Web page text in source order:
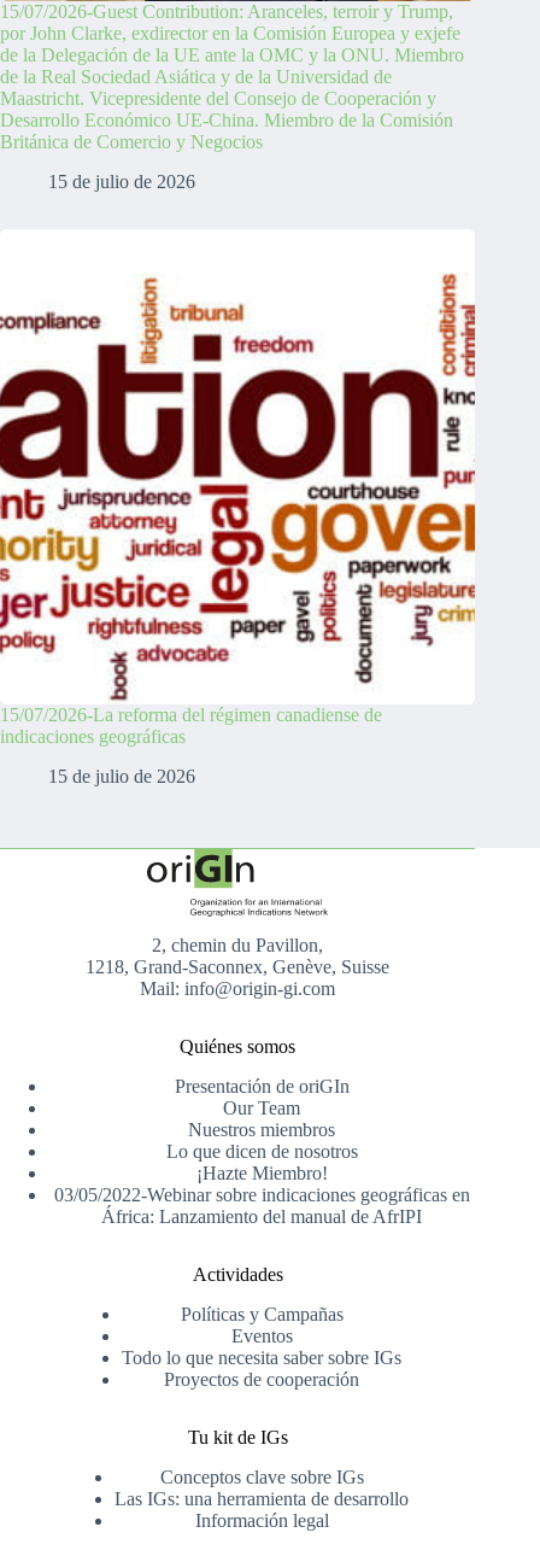
15/07/2026-Guest Contribution: Aranceles, terroir y Trump,
por John Clarke, exdirector en la Comisión Europea y exjefe
de la Delegación de la UE ante la OMC y la ONU. Miembro
de la Real Sociedad Asiática y de la Universidad de
Maastricht. Vicepresidente del Consejo de Cooperación y
Desarrollo Económico UE-China. Miembro de la Comisión
Británica de Comercio y Negocios
15 de julio de 2026
15/07/2026-La reforma del régimen canadiense de
indicaciones geográficas
15 de julio de 2026
2, chemin du Pavillon,
1218, Grand-Saconnex, Genève, Suisse
Mail: info@origin-gi.com
Quiénes somos
Presentación de oriGIn
Our Team
Nuestros miembros
Lo que dicen de nosotros
¡Hazte Miembro!
03/05/2022-Webinar sobre indicaciones geográficas en
África: Lanzamiento del manual de AfrIPI
Actividades
Políticas y Campañas
Eventos
Todo lo que necesita saber sobre IGs
Proyectos de cooperación
Tu kit de IGs
Conceptos clave sobre IGs
Las IGs: una herramienta de desarrollo
Información legal